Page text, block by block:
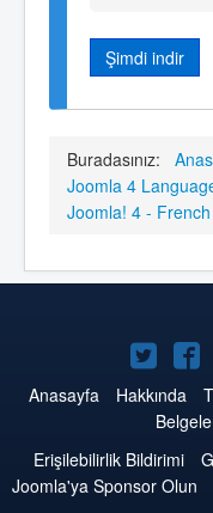
Şimdi indir
Buradasınız:
Joomla 4
Joomla! 4 - French
Anasayfa Hakkında
Erişilebilirlik Bildirimi
Joomla'ya Sponsor Olun